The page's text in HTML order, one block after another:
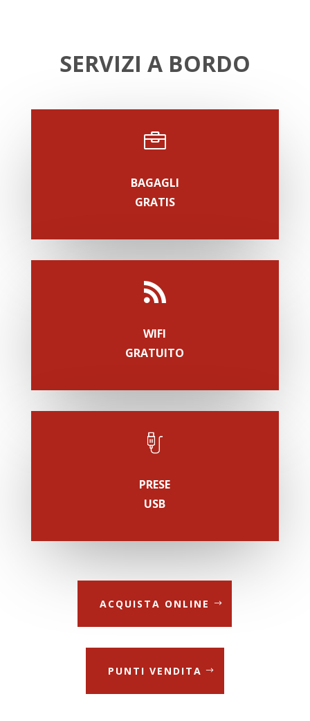
SERVIZI A BORDO

BAGAGLI
GRATIS

WIFI
GRATUITO
PRESE
USB
ACQUISTA ONLINE
PUNTI VENDITA